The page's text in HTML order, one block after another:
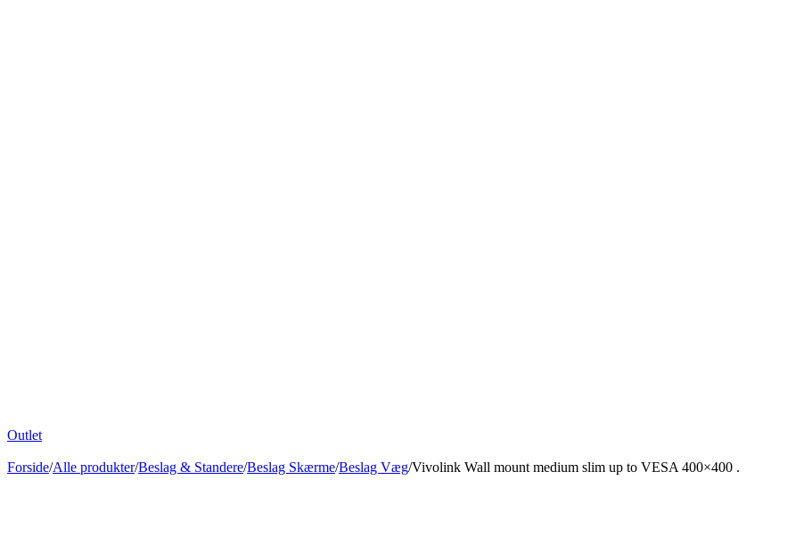
Outlet
Forside/Alle produkter/Beslag & Standere/Beslag Skærme/Beslag Væg/Vivolink Wall mount medium slim up to VESA 400×400 .